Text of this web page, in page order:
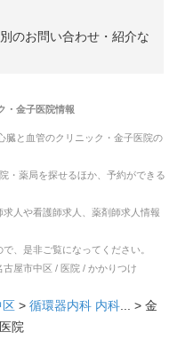
のお問い合わせ・紹介な
・金子医院情報
臓と血管のクリニック・金子医院の
・薬局を探せるほか、予約ができる
人や看護師求人、薬剤師求人情報
、是非ご覧になってください。
屋市中区 / 医院 / かかりつけ
> 循環器内科 内科... > 金
院